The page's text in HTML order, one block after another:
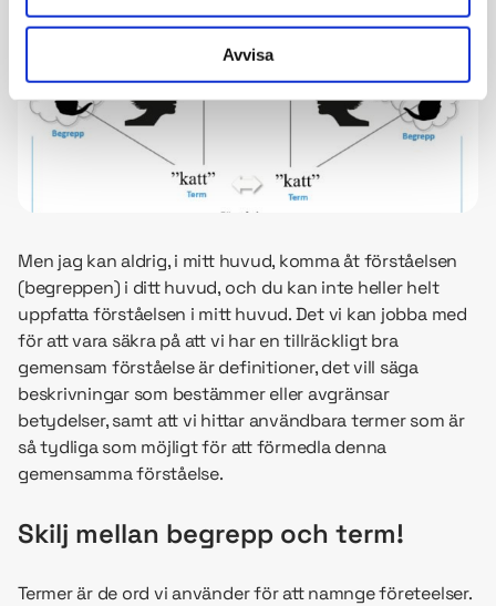
Avvisa
Men jag kan aldrig, i mitt huvud, komma åt förståelsen
(begreppen) i ditt huvud, och du kan inte heller helt
uppfatta förståelsen i mitt huvud. Det vi kan jobba med
för att vara säkra på att vi har en tillräckligt bra
gemensam förståelse är definitioner, det vill säga
beskrivningar som bestämmer eller avgränsar
betydelser, samt att vi hittar användbara termer som är
så tydliga som möjligt för att förmedla denna
gemensamma förståelse.
Skilj mellan begrepp och term!
Termer är de ord vi använder för att namnge företeelser.